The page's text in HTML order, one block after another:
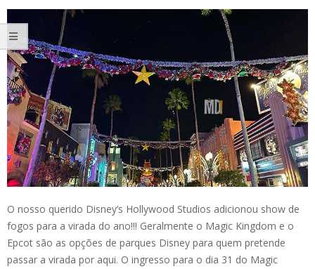
O nosso querido Disney’s Hollywood Studios adicionou show de
fogos para a virada do ano!!! Geralmente o Magic Kingdom e o
Epcot são as opções de parques Disney para quem pretende
passar a virada por aqui. O ingresso para o dia 31 do Magic